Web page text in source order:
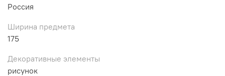
Россия
Ширина предмета
175
Декоративные элементы
рисунок